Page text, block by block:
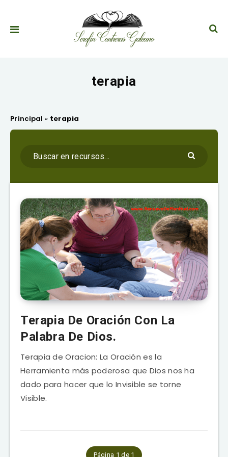
terapia
Principal » terapia
Terapia De Oración Con La
Palabra De Dios.
Terapia de Oracion: La Oración es la
Herramienta más poderosa que Dios nos ha
dado para hacer que lo Invisible se torne
Visible.
Página 1 de 1